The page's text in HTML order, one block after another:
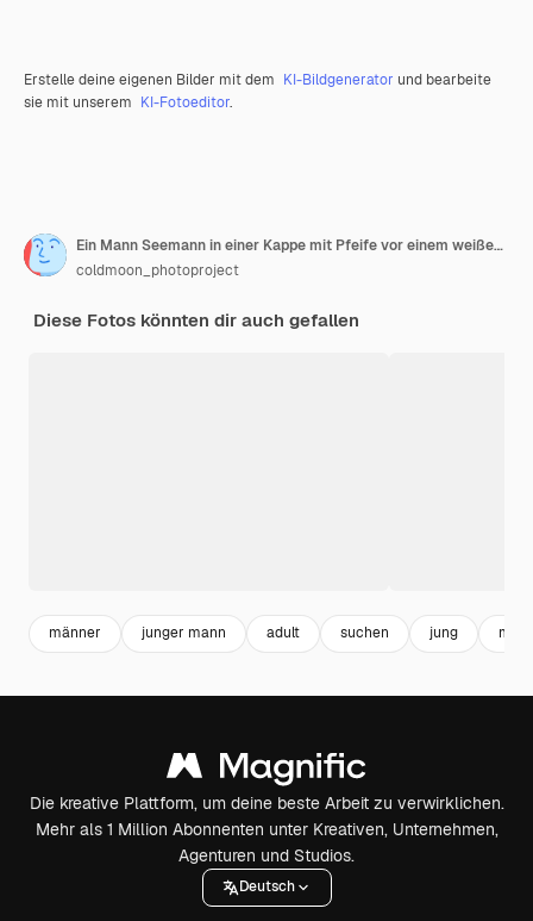
Erstelle deine eigenen Bilder mit dem KI-Bildgenerator und bearbeite
sie mit unserem KI-Fotoeditor.
Ein Mann Seemann in einer Kappe mit Pfeife vor einem weißen Hintergrund
coldmoon_photoproject
Diese Fotos könnten dir auch gefallen
männer junger mann adult suchen jung
Die kreative Plattform, um deine beste Arbeit zu verwirklichen.
Mehr als 1 Million Abonnenten unter Kreativen, Unternehmen,
Agenturen und Studios.
Deutsch